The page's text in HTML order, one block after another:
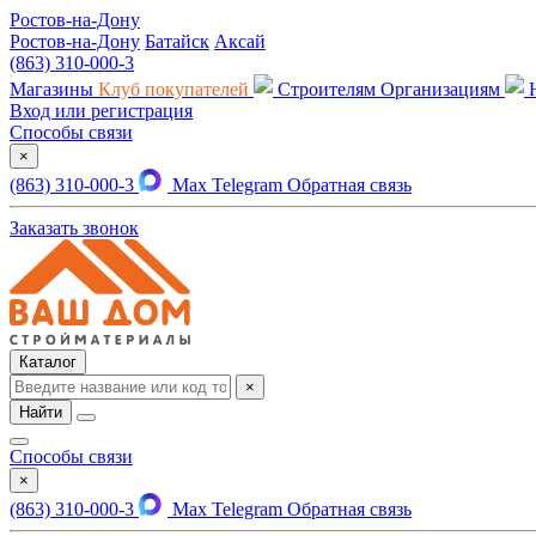
Ростов-на-Дону
Ростов-на-Дону Батайск Аксай
(863) 310-000-3
Магазины Клуб покупателей Строителям Организациям
Вход или регистрация
Способы связи
×
(863) 310-000-3 Max Telegram Обратная связь
Заказать звонок
Каталог
×
Найти
Способы связи
×
(863) 310-000-3 Max Telegram Обратная связь